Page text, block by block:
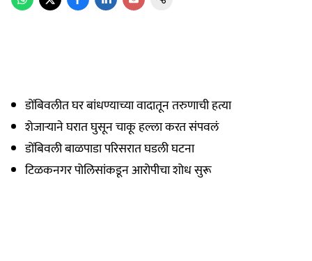
डोंबिवलीत घर बांधण्याच्या वादातून तरुणाची हत्या
शेजाऱ्याने घरात घुसून चाकू हल्ला करत संपवलं
डोंबिवली बाळपाडा परिसरात घडली घटना
टिळकनगर पोलिसांकडून आरोपीचा शोध सुरू